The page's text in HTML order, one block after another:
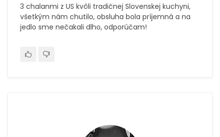
3 chalanmi z US kvôli tradičnej Slovenskej kuchyni,
všetkým nám chutilo, obsluha bola príjemná a na
jedlo sme nečakali dlho, odporúčam!